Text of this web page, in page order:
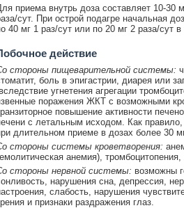
приема внутрь доза составляет 10-30
сут. При острой подагре начальная
40 мг 1 раз/сут или по 20 мг 2 раза/сут в
действие
стороны пищеварительной системы:
боль в эпигастрии, диарея или
угнетения агрегации
поражения ЖКТ с возможными
повышение активности
с летальным исходом. Как
длительном приеме в дозах более 30
стороны системы кроветворения:
анемия),
стороны нервной системы: возможны
нарушения сна, депрессия,
слабость, нарушения
и признаки раздражения глаз.